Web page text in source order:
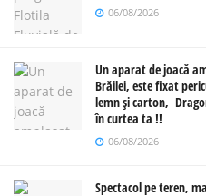
06/08/2026
Un aparat de joacă
Brăilei, este fixat
lemn și carton,
în curtea ta !!
06/08/2026
Spectacol pe teren,